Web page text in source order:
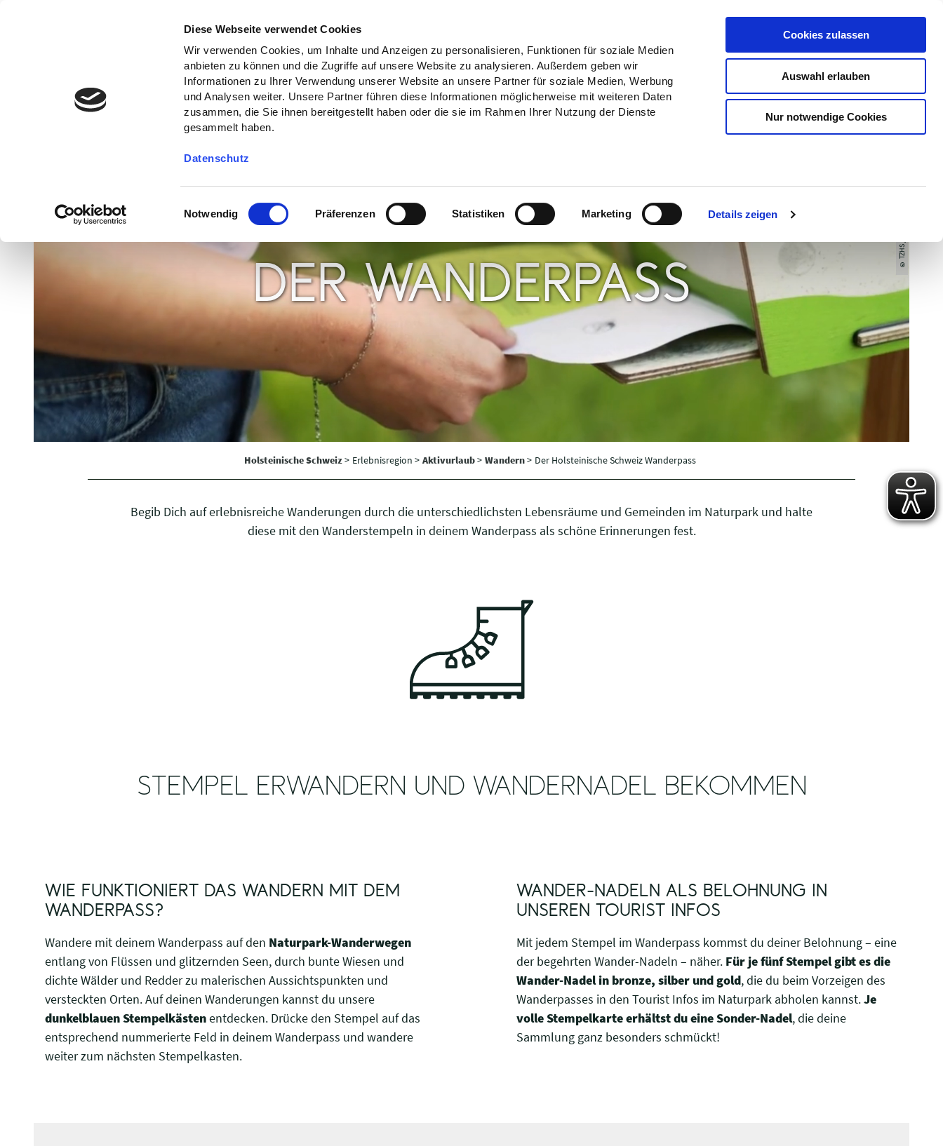
Diese Webseite verwendet Cookies
Wir verwenden Cookies, um Inhalte und Anzeigen zu personalisieren, Funktionen für soziale Medien
anbieten zu können und die Zugriffe auf unsere Website zu analysieren. Außerdem geben wir
Informationen zu Ihrer Verwendung unserer Website an unsere Partner für soziale Medien, Werbung
und Analysen weiter. Unsere Partner führen diese Informationen möglicherweise mit weiteren Daten
zusammen, die Sie ihnen bereitgestellt haben oder die sie im Rahmen Ihrer Nutzung der Dienste
gesammelt haben.
Datenschutz
i
g
a
u
h
Notwendig Präferenzen Statistiken Marketing Details zeigen
Cookies zulassen
Auswahl erlauben
Nur notwendige Cookies
Erlebnisse Buchen
© TZHS / Anne Weise
DER WANDERPASS
Holsteinische Schweiz> Erlebnisregion > Aktivurlaub> Wandern> Der Holsteinische Schweiz Wanderpass
Begib Dich auf erlebnisreiche Wanderungen durch die unterschiedlichsten Lebensräume und Gemeinden im Naturpark und halte
diese mit den Wanderstempeln in deinem Wanderpass als schöne Erinnerungen fest.
STEMPEL ERWANDERN UND WANDERNADEL BEKOMMEN
WIE FUNKTIONIERT DAS WANDERN MIT DEM
WANDERPASS?
Wandere mit deinem Wanderpass auf den Naturpark-Wanderwegen
entlang von Flüssen und glitzernden Seen, durch bunte Wiesen und
dichte Wälder und Redder zu malerischen Aussichtspunkten und
versteckten Orten. Auf deinen Wanderungen kannst du unsere
dunkelblauen Stempelkästenentdecken. Drücke den Stempel auf das
entsprechend nummerierte Feld in deinem Wanderpass und wandere
weiter zum nächsten Stempelkasten.
WANDER-NADELN ALS BELOHNUNG IN
UNSEREN TOURIST INFOS
Mit jedem Stempel im Wanderpass kommst du deiner Belohnung – eine
der begehrten Wander-Nadeln – näher. Für je fünf Stempel gibt es die
Wander-Nadel in bronze, silber und gold, die du beim Vorzeigen des
Wanderpasses in den Tourist Infos im Naturpark abholen kannst.Je
volle Stempelkarte erhältst du eineSonder-Nadel, die deine
Sammlung ganz besonders schmückt!